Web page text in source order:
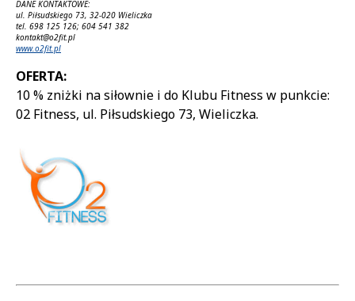
DANE KONTAKTOWE:
ul. Piłsudskiego 73, 32-020 Wieliczka
tel. 698 125 126; 604 541 382
kontakt@o2fit.pl
www.o2fit.pl
OFERTA:
10 % zniżki na siłownie i do Klubu Fitness w punkcie:
02 Fitness, ul. Piłsudskiego 73, Wieliczka.